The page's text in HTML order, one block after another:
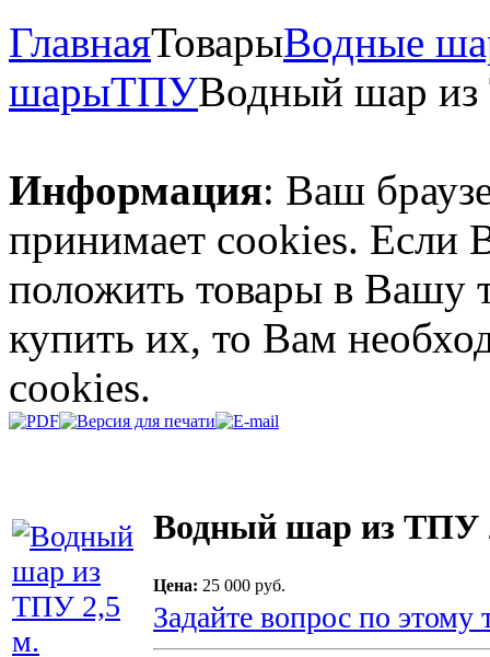
ГлавнаяТоварыВодные
шарыТПУВодный шар
Информация: Ваш
принимает cookies. Если
положить товары в Вашу
купить их, то Вам
cookies.
Водный шар из ТПУ
Цена: 25 000 руб.
Задайте вопрос по этому